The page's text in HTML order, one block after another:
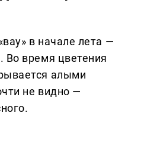
в начале лета —
Во время цветения
алыми
не видно —